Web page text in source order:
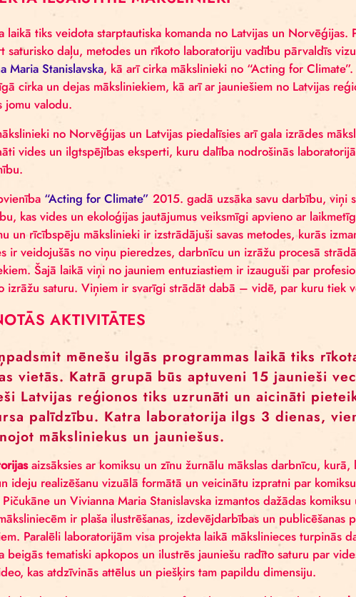
Publicitātes foto
PROJEKTĀ IESAISTĪTIE MĀKSLINIEKI
Projekta laikā tiks veidota starptautiska komanda no
savukārt saturisko daļu, metodes un rīkoto laboratoriju
Vivianna Maria Stanislavska, kā arī cirka mākslinieki no
laikmetīgā cirka un dejas māksliniekiem, kā arī ar
mākslas jomu valodu.
Cirka mākslinieki no Norvēģijas un Latvijas piedalīsies arī
pieaicināti vides un ilgtspējības eksperti, kuru dalība
pieejamību.
Kopš apvienība
apvienību, kas vides un ekoloģijas jautājumus veiksmīgi
aktīvismu un rīcībspēju mākslinieki ir izstrādājuši savas
metodes ir veidojušās no viņu pieredzes, darbnīcu un
zinātniekiem. Šajā laikā viņi no jauniem entuziastiem ir
ceļojošo izrāžu saturu. Viņiem ir svarīgi strādāt dabā –
PLĀNOTĀS AKTIVITĀTES
Septiņpadsmit mēnešu ilgās programmas
Latvijas vietās. Katrā grupā būs aptuveni
Jaunieši Latvijas reģionos tiks uzrunāti un
konkursa palīdzību. Katra laboratorija ilgs